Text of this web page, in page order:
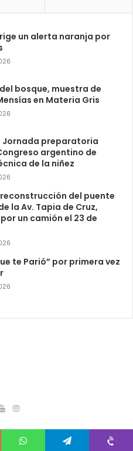
un alerta naranja por
bosque, muestra de
en Materia Gris
Jornada preparatoria
argentino de
de la niñez
del puente
la Av. Tapia de Cruz,
un camión el 23 de
te Parió” por primera vez